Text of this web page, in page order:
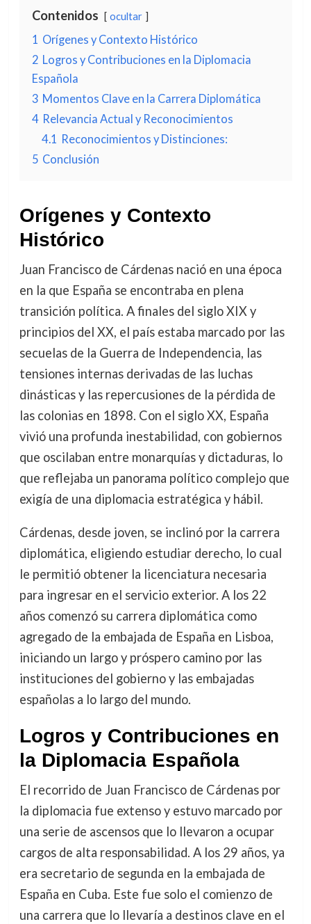
Contenidos ocultar
1 Orígenes y Contexto Histórico
2 Logros y Contribuciones en la Diplomacia
Española
3 Momentos Clave en la Carrera Diplomática
4 Relevancia Actual y Reconocimientos
4.1 Reconocimientos y Distinciones:
5 Conclusión
Orígenes y Contexto
Histórico
Juan Francisco de Cárdenas nació en una época
en la que España se encontraba en plena
transición política. A finales del siglo XIX y
principios del XX, el país estaba marcado por las
secuelas de la Guerra de Independencia, las
tensiones internas derivadas de las luchas
dinásticas y las repercusiones de la pérdida de
las colonias en 1898. Con el siglo XX, España
vivió una profunda inestabilidad, con gobiernos
que oscilaban entre monarquías y dictaduras, lo
que reflejaba un panorama político complejo que
exigía de una diplomacia estratégica y hábil.
Cárdenas, desde joven, se inclinó por la carrera
diplomática, eligiendo estudiar derecho, lo cual
le permitió obtener la licenciatura necesaria
para ingresar en el servicio exterior. A los 22
años comenzó su carrera diplomática como
agregado de la embajada de España en Lisboa,
iniciando un largo y próspero camino por las
instituciones del gobierno y las embajadas
españolas a lo largo del mundo.
Logros y Contribuciones en
la Diplomacia Española
El recorrido de Juan Francisco de Cárdenas por
la diplomacia fue extenso y estuvo marcado por
una serie de ascensos que lo llevaron a ocupar
cargos de alta responsabilidad. A los 29 años, ya
era secretario de segunda en la embajada de
España en Cuba. Este fue solo el comienzo de
una carrera que lo llevaría a destinos clave en el